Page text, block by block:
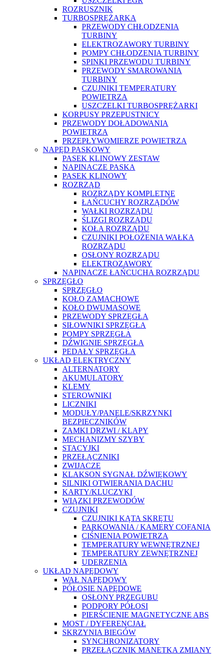
ROZRUSZNIK
TURBOSPRĘŻARKA
PRZEWODY CHŁODZENIA
TURBINY
ELEKTROZAWORY TURBINY
POMPY CHŁODZENIA TURBINY
SPINKI PRZEWODU TURBINY
PRZEWODY SMAROWANIA
TURBINY
CZUJNIKI TEMPERATURY
POWIETRZA
USZCZELKI TURBOSPRĘŻARKI
KORPUSY PRZEPUSTNICY
PRZEWODY DOŁADOWANIA
POWIETRZA
PRZEPŁYWOMIERZE POWIETRZA
NAPĘD PASKOWY
PASEK KLINOWY ZESTAW
NAPINACZE PASKA
PASEK KLINOWY
ROZRZĄD
ROZRZĄDY KOMPLETNE
ŁAŃCUCHY ROZRZĄDÓW
WAŁKI ROZRZĄDU
ŚLIZGI ROZRZĄDU
KOŁA ROZRZĄDU
CZUJNIKI POŁOŻENIA WAŁKA
ROZRZĄDU
OSŁONY ROZRZĄDU
ELEKTROZAWORY
NAPINACZE ŁAŃCUCHA ROZRZĄDU
SPRZĘGŁO
SPRZĘGŁO
KOŁO ZAMACHOWE
KOŁO DWUMASOWE
PRZEWODY SPRZĘGŁA
SIŁOWNIKI SPRZĘGŁA
POMPY SPRZĘGŁA
DŹWIGNIE SPRZĘGŁA
PEDAŁY SPRZĘGŁA
UKŁAD ELEKTRYCZNY
ALTERNATORY
AKUMULATORY
KLEMY
STEROWNIKI
LICZNIKI
MODUŁY/PANELE/SKRZYNKI
BEZPIECZNIKÓW
ZAMKI DRZWI / KLAPY
MECHANIZMY SZYBY
STACYJKI
PRZEŁĄCZNIKI
ZWIJACZE
KLAKSON SYGNAŁ DŹWIĘKOWY
SILNIKI OTWIERANIA DACHU
KARTY/KLUCZYKI
WIĄZKI PRZEWODÓW
CZUJNIKI
CZUJNIKI KĄTA SKRĘTU
PARKOWANIA / KAMERY COFANIA
CIŚNIENIA POWIETRZA
TEMPERATURY WEWNĘTRZNEJ
TEMPERATURY ZEWNĘTRZNEJ
UDERZENIA
UKŁAD NAPĘDOWY
WAŁ NAPĘDOWY
PÓŁOSIE NAPĘDOWE
OSŁONY PRZEGUBU
PODPORY PÓŁOSI
PIERŚCIENIE MAGNETYCZNE ABS
MOST / DYFERENCJAŁ
SKRZYNIA BIEGÓW
SYNCHRONIZATORY
PRZEŁĄCZNIK MANETKA ZMIANY